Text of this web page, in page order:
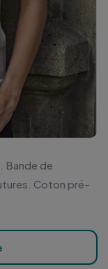
Bande de
Coton pré-